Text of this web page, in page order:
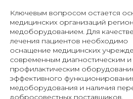
Ключевым вопросом остается
медицинских организаций
медоборудованием. Для
лечения пациентов необходимо
оснащение медицинских
современным диагностическим
профилактическим
эффективного
медоборудования и наличия
добросовестных поставщиков.